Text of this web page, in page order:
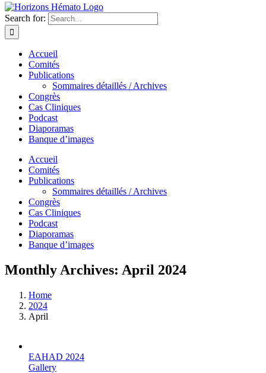
Search for:
Accueil
Comités
Publications
Sommaires détaillés / Archives
Congrès
Cas Cliniques
Podcast
Diaporamas
Banque d’images
Accueil
Comités
Publications
Sommaires détaillés / Archives
Congrès
Cas Cliniques
Podcast
Diaporamas
Banque d’images
Monthly Archives: April 2024
Home
2024
April
EAHAD 2024
Gallery